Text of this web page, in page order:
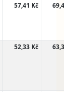
57,41 Kč
52,33 Kč